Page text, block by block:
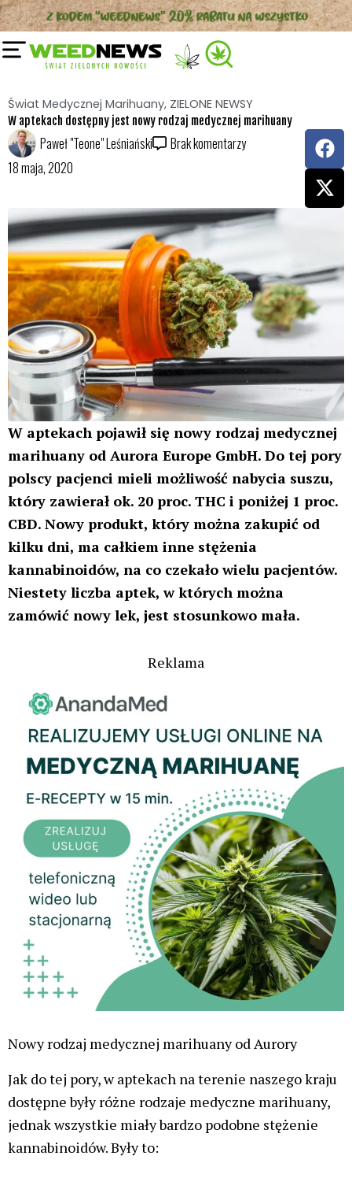
Przejdź
do
treści
Świat Medycznej Marihuany, ZIELONE NEWSY
W aptekach dostępny jest nowy rodzaj medycznej marihuany
Paweł "Teone" Leśniański
Brak komentarzy
18 maja, 2020
F
a
c
e
b
k
X
-
t
w
i
e
r
W aptekach pojawił się nowy rodzaj medycznej
marihuany od Aurora Europe GmbH. Do tej pory
polscy pacjenci mieli możliwość nabycia suszu,
który zawierał ok. 20 proc. THC i poniżej 1 proc.
CBD. Nowy produkt, który można zakupić od
kilku dni, ma całkiem inne stężenia
kannabinoidów, na co czekało wielu pacjentów.
Niestety liczba aptek, w których można
zamówić nowy lek, jest stosunkowo mała.
Reklama
Nowy rodzaj medycznej marihuany od Aurory
Jak do tej pory, w aptekach na terenie naszego kraju
dostępne były różne rodzaje medyczne marihuany,
jednak wszystkie miały bardzo podobne stężenie
kannabinoidów. Były to: